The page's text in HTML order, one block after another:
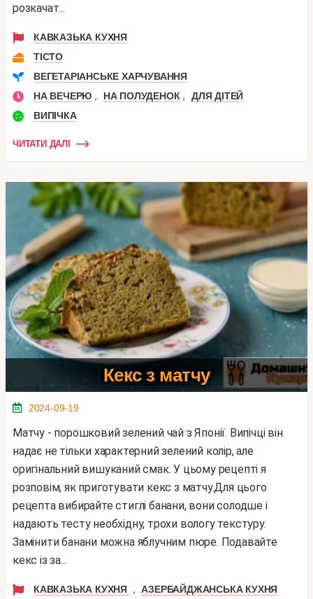
розкачат...
КАВКАЗЬКА КУХНЯ
ТІСТО
ВЕГЕТАРІАНСЬКЕ ХАРЧУВАННЯ
НА ВЕЧЕРЮ , НА ПОЛУДЕНОК ,
ДЛЯ ДІТЕЙ
ВИПІЧКА
ЧИТАТИ ДАЛІ
Кекс з матчу
2024-09-19
Матчу - порошковий зелений чай з Японії. Випічці він
надає не тільки характерний зелений колір, але
оригінальний вишуканий смак. У цьому рецепті я
розповім, як приготувати кекс з матчу.Для цього
рецепта вибирайте стиглі банани, вони солодше і
надають тесту необхідну, трохи вологу текстуру.
Замінити банани можна яблучним пюре. Подавайте
кекс із за...
КАВКАЗЬКА КУХНЯ , АЗЕРБАЙДЖАНСЬКА КУХНЯ